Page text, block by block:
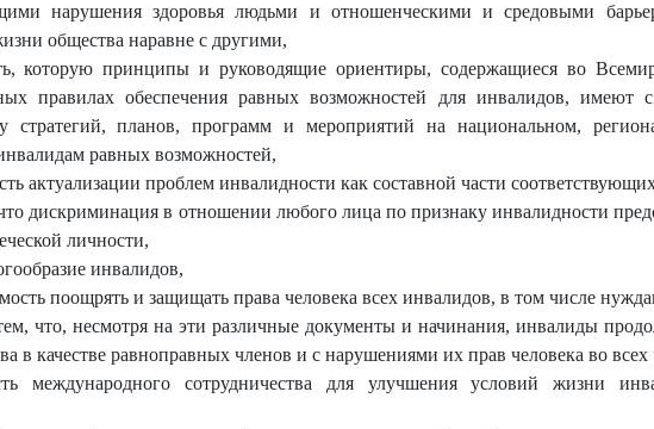
нарушения здоровья людьми и отношенческими и средовыми
общества наравне с другими,
которую принципы и руководящие ориентиры, содержащиеся во
правилах обеспечения равных возможностей для инвалидов, имеют
стратегий, планов, программ и мероприятий на национальном,
равных возможностей,
актуализации проблем инвалидности как составной части
дискриминация в отношении любого лица по признаку инвалидности
личности,
инвалидов,
поощрять и защищать права человека всех инвалидов, в том числе
что, несмотря на эти различные документы и начинания, инвалиды
в качестве равноправных членов и с нарушениями их прав человека во всех
международного сотрудничества для улучшения условий жизни